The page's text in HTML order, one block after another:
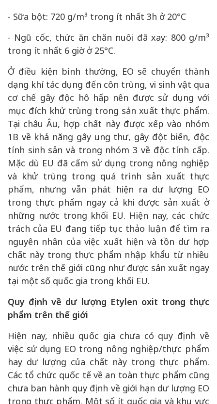
- Sữa bột: 720 g/m³ trong ít nhất 3h ở 20°C
- Ngũ cốc, thức ăn chăn nuôi đã xay: 800 g/m³
trong ít nhất 6 giờ ở 25°C.
Ở điều kiện bình thường, EO sẽ chuyển thành
dạng khí tác dụng đến côn trùng, vi sinh vật qua
cơ chế gây độc hô hấp nên được sử dụng với
mục đích khử trùng trong sản xuất thực phẩm.
Tại châu Âu, hợp chất này được xếp vào nhóm
1B về khả năng gây ung thư, gây đột biến, độc
tính sinh sản và trong nhóm 3 về độc tính cấp.
Mặc dù EU đã cấm sử dụng trong nông nghiệp
và khử trùng trong quá trình sản xuất thực
phẩm, nhưng vẫn phát hiện ra dư lượng EO
trong thực phẩm ngay cả khi được sản xuất ở
những nước trong khối EU. Hiện nay, các chức
trách của EU đang tiếp tục thảo luận để tìm ra
nguyên nhân của việc xuất hiện và tồn dư hợp
chất này trong thực phẩm nhập khẩu từ nhiều
nước trên thế giới cũng như được sản xuất ngay
tại một số quốc gia trong khối EU.
Quy định về dư lượng Etylen oxit trong thực
phẩm trên thế giới
Hiện nay, nhiều quốc gia chưa có quy định về
việc sử dụng EO trong nông nghiệp/thực phẩm
hay dư lượng của chất này trong thực phẩm.
Các tổ chức quốc tế về an toàn thực phẩm cũng
chưa ban hành quy định về giới hạn dư lượng EO
trong thực phẩm. Một số ít quốc gia và khu vực